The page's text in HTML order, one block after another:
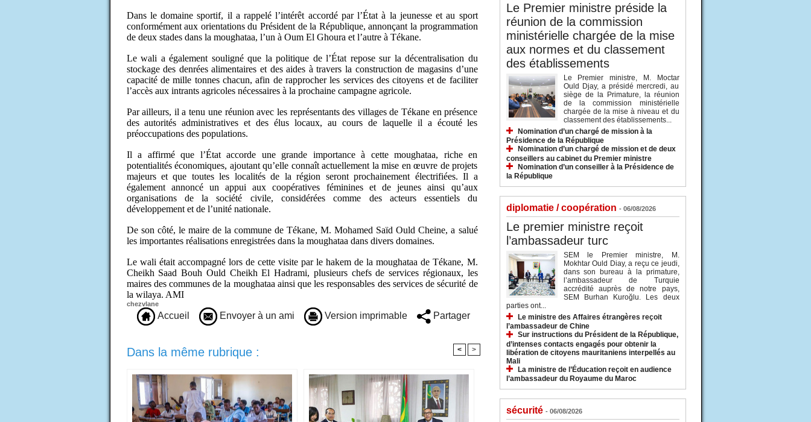
Dans le domaine sportif, il a rappelé l’intérêt accordé par l’État à la jeunesse et au sport
conformément aux orientations du Président de la République, annonçant la programmation
de deux stades dans la moughataa, l’un à Oum El Ghoura et l’autre à Tékane.
Le wali a également souligné que la politique de l’État repose sur la décentralisation du
stockage des denrées alimentaires et des aides à travers la construction de magasins d’une
capacité de mille tonnes chacun, afin de rapprocher les services des citoyens et de faciliter
l’accès aux intrants agricoles nécessaires à la prochaine campagne agricole.
Par ailleurs, il a tenu une réunion avec les représentants des villages de Tékane en présence
des autorités administratives et des élus locaux, au cours de laquelle il a écouté les
préoccupations des populations.
Il a affirmé que l’État accorde une grande importance à cette moughataa, riche en
potentialités économiques, ajoutant qu’elle connaît actuellement la mise en œuvre de projets
majeurs et que toutes les localités de la région seront prochainement électrifiées. Il a
également annoncé un appui aux coopératives féminines et de jeunes ainsi qu’aux
organisations de la société civile, considérées comme des acteurs essentiels du
développement et de l’unité nationale.
De son côté, le maire de la commune de Tékane, M. Mohamed Saïd Ould Cheine, a salué
les importantes réalisations enregistrées dans la moughataa dans divers domaines.
Le wali était accompagné lors de cette visite par le hakem de la moughataa de Tékane, M.
Cheikh Saad Bouh Ould Cheikh El Hadrami, plusieurs chefs de services régionaux, les
maires des communes de la moughataa ainsi que les responsables des services de sécurité de
la wilaya. AMI
chezvlane
Accueil Envoyer à un ami Version imprimable Partager
Dans la même rubrique : < >
Le Premier ministre préside la
réunion de la commission
ministérielle chargée de la mise
aux normes et du classement
des établissements
Le Premier ministre, M. Moctar
Ould Djay, a présidé mercredi, au
siège de la Primature, la réunion
de la commission ministérielle
chargée de la mise à niveau et du
classement des établissements...
Nomination d’un chargé de mission à la
Présidence de la République
Nomination d’un chargé de mission et de deux
conseillers au cabinet du Premier ministre
Nomination d’un conseiller à la Présidence de
la République
diplomatie / coopération - 06/08/2026
Le premier ministre reçoit
l’ambassadeur turc
SEM le Premier ministre, M.
Mokhtar Ould Diay, a reçu ce jeudi,
dans son bureau à la primature,
l’ambassadeur de Turquie
accrédité auprès de notre pays,
SEM Burhan Kuroğlu. Les deux
parties ont...
Le ministre des Affaires étrangères reçoit
l’ambassadeur de Chine
Sur instructions du Président de la République,
d’intenses contacts engagés pour obtenir la
libération de citoyens mauritaniens interpellés au
Mali
La ministre de l’Éducation reçoit en audience
l’ambassadeur du Royaume du Maroc
sécurité - 06/08/2026